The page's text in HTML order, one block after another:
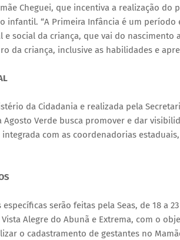
Cheguei, que incentiva a realização do
infantil. “A Primeira Infância é um período
e social da criança, que vai do nascimento
da criança, inclusive as habilidades e
da Cidadania e realizada pela
Agosto Verde busca promover e dar
integrada com as coordenadorias
específicas serão feitas pela Seas, de 18 a
Vista Alegre do Abunã e Extrema, com o
o cadastramento de gestantes no